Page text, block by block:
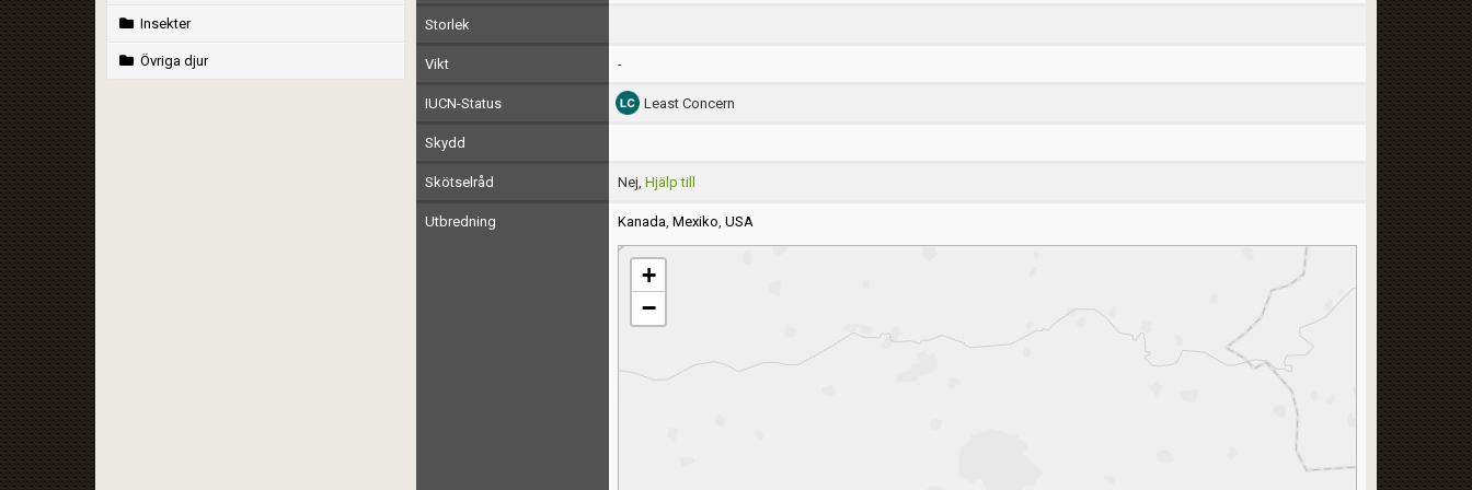
Insekter
Övriga djur
Storlek
Vikt -
IUCN-Status Least Concern
Skydd
Skötselråd Nej, Hjälp till
Utbredning Kanada, Mexiko, USA
+
−